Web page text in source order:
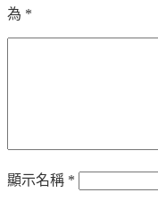
為 *
顯示名稱 *